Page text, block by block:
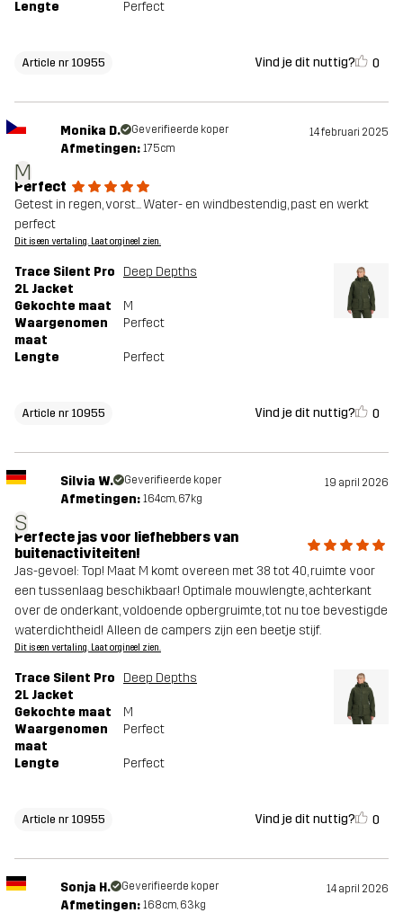
Lengte Perfect
Article nr 10955 Vind je dit nuttig? 0
M
Monika D. Geverifieerde koper 14 februari 2025
Afmetingen: 175cm
Perfect
Getest in regen, vorst... Water- en windbestendig, past en werkt
perfect
Dit is een vertaling. Laat orgineel zien.
Trace Silent Pro
2L Jacket
Deep Depths
Gekochte maat
M
Waargenomen
maat
Perfect
Lengte Perfect
Article nr 10955 Vind je dit nuttig? 0
S
Silvia W. Geverifieerde koper 19 april 2026
Afmetingen: 164cm, 67kg
Perfecte jas voor liefhebbers van
buitenactiviteiten!
Jas-gevoel: Top! Maat M komt overeen met 38 tot 40, ruimte voor
een tussenlaag beschikbaar! Optimale mouwlengte, achterkant
over de onderkant, voldoende opbergruimte, tot nu toe bevestigde
waterdichtheid! Alleen de campers zijn een beetje stijf.
Dit is een vertaling. Laat orgineel zien.
Trace Silent Pro
2L Jacket
Deep Depths
Gekochte maat
M
Waargenomen
maat
Perfect
Lengte Perfect
Article nr 10955 Vind je dit nuttig? 0
Sonja H. Geverifieerde koper 14 april 2026
Afmetingen: 168cm, 63kg